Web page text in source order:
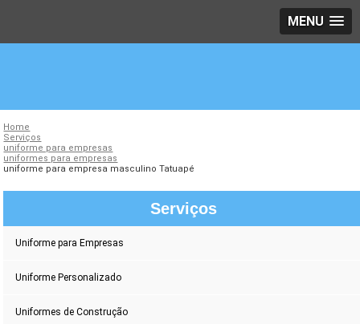
MENU
Home
Serviços
uniforme para empresas
uniformes para empresas
uniforme para empresa masculino Tatuapé
Serviços
Uniforme para Empresas
Uniforme Personalizado
Uniformes de Construção